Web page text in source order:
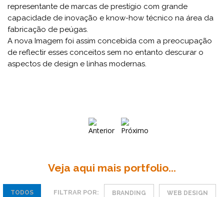
representante de marcas de prestígio com grande
capacidade de inovação e know-how técnico na área da
fabricação de peúgas.
A nova Imagem foi assim concebida com a preocupação
de reflectir esses conceitos sem no entanto descurar o
aspectos de design e linhas modernas.
Veja aqui mais portfolio...
TODOS FILTRAR POR: BRANDING WEB DESIGN